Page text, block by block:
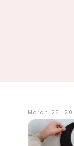
March 25,